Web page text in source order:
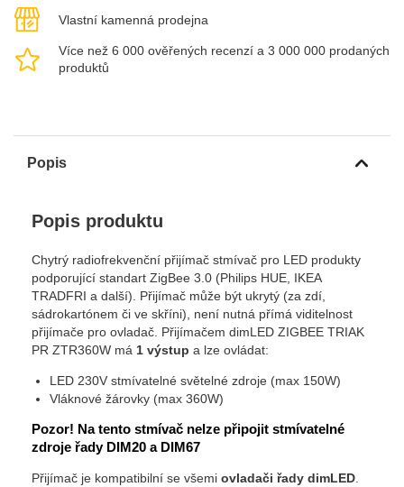
Vlastní kamenná prodejna
Více než 6 000 ověřených recenzí a 3 000 000 prodaných
produktů
Popis
Popis produktu
Chytrý radiofrekvenční přijímač stmívač pro LED produkty
podporující standart ZigBee 3.0 (Philips HUE, IKEA
TRADFRI a další). Přijímač může být ukrytý (za zdí,
sádrokartónem či ve skříni), není nutná přímá viditelnost
přijímače pro ovladač. Přijímačem dimLED ZIGBEE TRIAK
PR ZTR360W má 1 výstup a lze ovládat:
LED 230V stmívatelné světelné zdroje (max 150W)
Vláknové žárovky (max 360W)
Pozor! Na tento stmívač nelze připojit stmívatelné
zdroje řady DIM20 a DIM67
Přijímač je kompatibilní se všemi ovladači řady dimLED